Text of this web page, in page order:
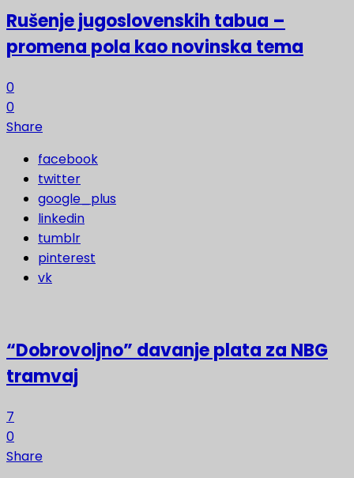
Rušenje jugoslovenskih tabua –
promena pola kao novinska tema
0
0
Share
facebook
twitter
google_plus
linkedin
tumblr
pinterest
vk
“Dobrovoljno” davanje plata za NBG
tramvaj
7
0
Share